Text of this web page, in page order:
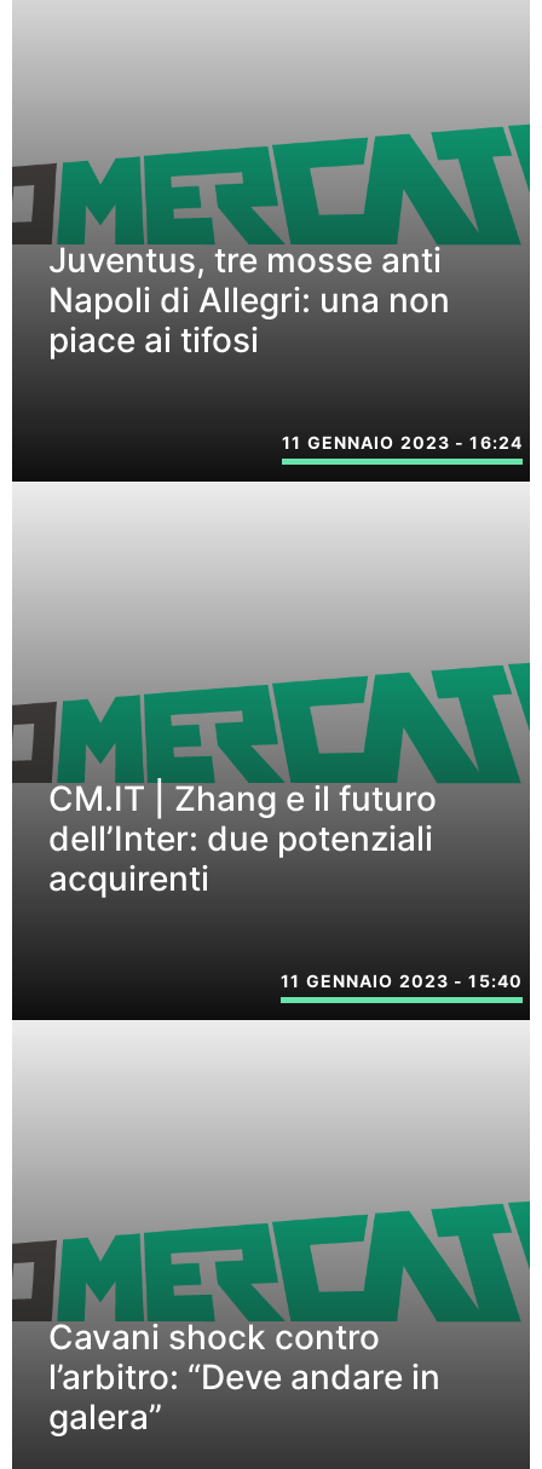
Juventus, tre mosse anti
Napoli di Allegri: una non
piace ai tifosi
11 GENNAIO 2023 - 16:24
CM.IT | Zhang e il futuro
dell’Inter: due potenziali
acquirenti
11 GENNAIO 2023 - 15:40
Cavani shock contro
l’arbitro: “Deve andare in
galera”